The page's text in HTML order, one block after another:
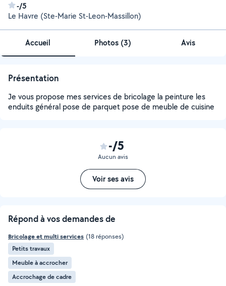
-/5
Le Havre (Ste-Marie St-Leon-Massillon)
Accueil Photos (3) Avis
Présentation
Je vous propose mes services de bricolage la peinture les
enduits général pose de parquet pose de meuble de cuisine
-/5
Aucun avis
Voir ses avis
Répond à vos demandes de
Bricolage et multi services (18 réponses)
Petits travaux
Meuble à accrocher
Accrochage de cadre